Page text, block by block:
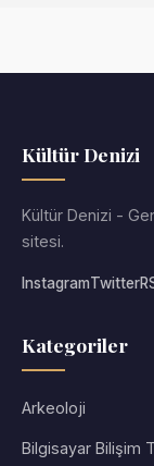
Kültür Denizi
Kültür Denizi -
sitesi.
InstagramTwitter
Kategoriler
Arkeoloji
Bilgisayar Bilişim